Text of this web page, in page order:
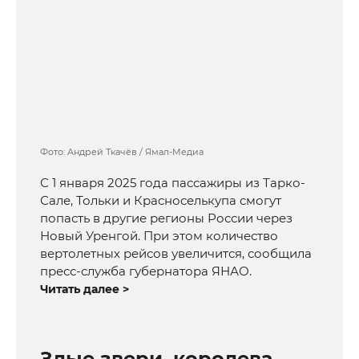
Фото: Андрей Ткачёв / Ямал-Медиа
С 1 января 2025 года пассажиры из Тарко-
Сале, Тольки и Красноселькупа смогут
попасть в другие регионы России через
Новый Уренгой. При этом количество
вертолетных рейсов увеличится, сообщила
пресс-служба губернатора ЯНАО.
Читать далее >